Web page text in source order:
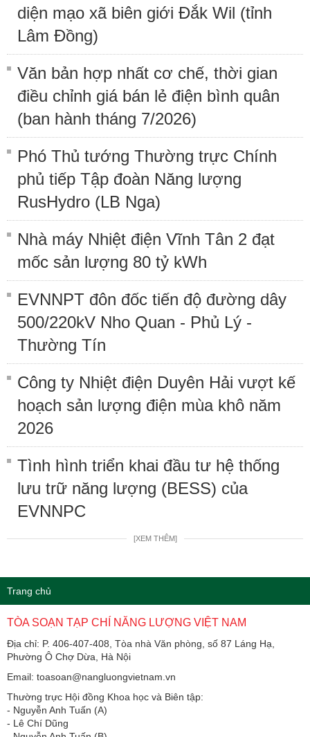
diện mạo xã biên giới Đắk Wil (tỉnh
Lâm Đồng)
Văn bản hợp nhất cơ chế, thời gian
điều chỉnh giá bán lẻ điện bình quân
(ban hành tháng 7/2026)
Phó Thủ tướng Thường trực Chính
phủ tiếp Tập đoàn Năng lượng
RusHydro (LB Nga)
Nhà máy Nhiệt điện Vĩnh Tân 2 đạt
mốc sản lượng 80 tỷ kWh
EVNNPT đôn đốc tiến độ đường dây
500/220kV Nho Quan - Phủ Lý -
Thường Tín
Công ty Nhiệt điện Duyên Hải vượt kế
hoạch sản lượng điện mùa khô năm
2026
Tình hình triển khai đầu tư hệ thống
lưu trữ năng lượng (BESS) của
EVNNPC
[XEM THÊM]
Trang chủ
TÒA SOẠN TẠP CHÍ NĂNG LƯỢNG VIỆT NAM
Địa chỉ: P. 406-407-408, Tòa nhà Văn phòng, số 87 Láng Hạ,
Phường Ô Chợ Dừa, Hà Nội
Email: toasoan@nangluongvietnam.vn
Thường trực Hội đồng Khoa học và Biên tập:
​​​​​​- Nguyễn Anh Tuấn (A)
- Lê Chí Dũng